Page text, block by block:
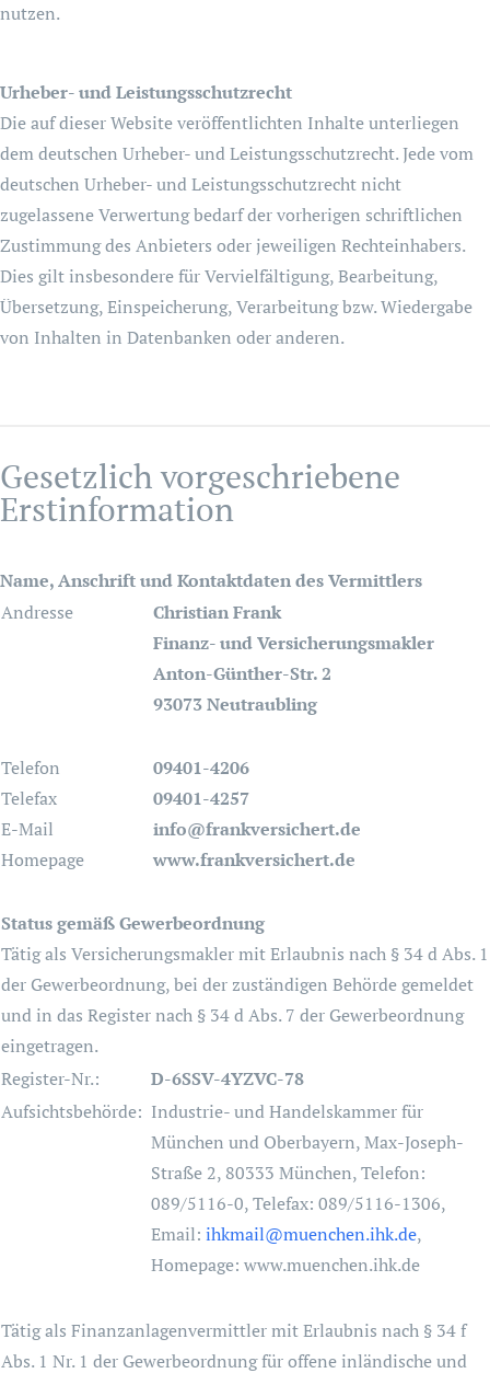
nutzen.
Urheber- und Leistungsschutzrecht
Die auf dieser Website veröffentlichten Inhalte unterliegen
dem deutschen Urheber- und Leistungsschutzrecht. Jede vom
deutschen Urheber- und Leistungsschutzrecht nicht
zugelassene Verwertung bedarf der vorherigen schriftlichen
Zustimmung des Anbieters oder jeweiligen Rechteinhabers.
Dies gilt insbesondere für Vervielfältigung, Bearbeitung,
Übersetzung, Einspeicherung, Verarbeitung bzw. Wiedergabe
von Inhalten in Datenbanken oder anderen.
Gesetzlich vorgeschriebene
Erstinformation
Name, Anschrift und Kontaktdaten des Vermittlers
Andresse
Christian Frank
Finanz- und Versicherungsmakler
Anton-Günther-Str. 2
93073 Neutraubling
Telefon
Telefax
E-Mail
Homepage
09401-4206
09401-4257
info@frankversichert.de
www.frankversichert.de
Status gemäß Gewerbeordnung
Tätig als Versicherungsmakler mit Erlaubnis nach § 34 d Abs. 1
der Gewerbeordnung, bei der zuständigen Behörde gemeldet
und in das Register nach § 34 d Abs. 7 der Gewerbeordnung
eingetragen.
Register-Nr.:
D-6SSV-4YZVC-78
Aufsichtsbehörde: Industrie- und Handelskammer für
München und Oberbayern, Max-Joseph-
Straße 2, 80333 München, Telefon:
089/5116-0, Telefax: 089/5116-1306,
Email: ihkmail@muenchen.ihk.de,
Homepage: www.muenchen.ihk.de
Tätig als Finanzanlagenvermittler mit Erlaubnis nach § 34 f
Abs. 1 Nr. 1 der Gewerbeordnung für offene inländische und